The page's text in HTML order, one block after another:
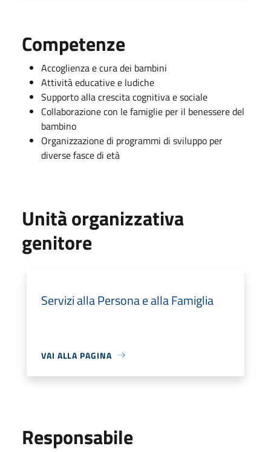
Competenze
Accoglienza e cura dei bambini
Attività educative e ludiche
Supporto alla crescita cognitiva e sociale
Collaborazione con le famiglie per il benessere del
bambino
Organizzazione di programmi di sviluppo per
diverse fasce di età
Unità organizzativa
genitore
Servizi alla Persona e alla Famiglia
VAI ALLA PAGINA
Responsabile